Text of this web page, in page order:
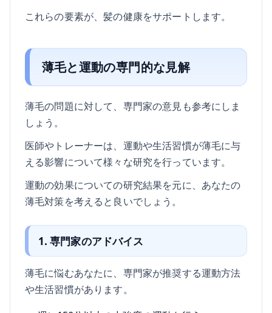
これらの要素が、髪の健康をサポートします。
薄毛と運動の専門的な見解
薄毛の問題に対して、専門家の意見も参考にしま
しょう。
医師やトレーナーは、運動や生活習慣が薄毛に与
える影響について様々な研究を行っています。
運動の効果についての研究結果を元に、あなたの
薄毛対策を考えると良いでしょう。
1. 専門家のアドバイス
薄毛に悩むあなたに、専門家が推奨する運動方法
や生活習慣があります。